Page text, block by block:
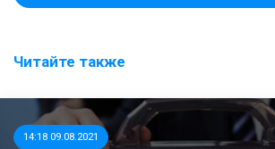
Читайте также
14:18 09.08.2021